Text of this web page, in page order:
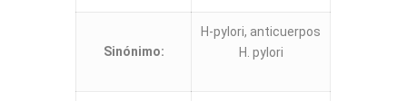
Sinónimo:
H-pylori, anticuerpos
H. pylori